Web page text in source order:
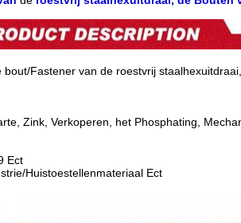
bout/Fastener van de roestvrij
Zink, Verkoperen, het Phosphating,
Ect
Huistoestellenmateriaal Ect